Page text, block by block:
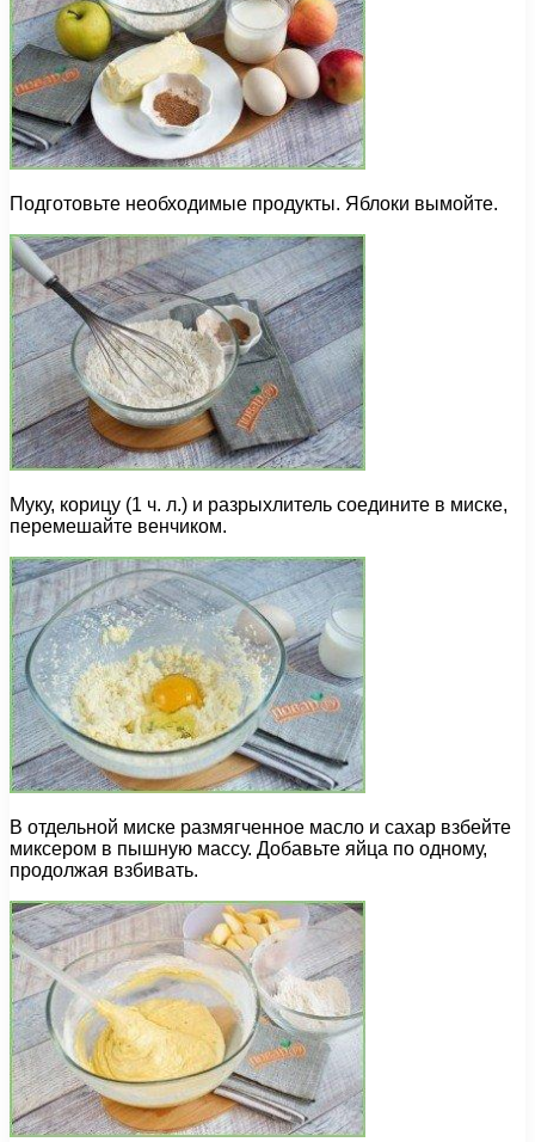
Подготовьте необходимые продукты. Яблоки вымойте.
Муку, корицу (1 ч. л.) и разрыхлитель соедините в миске,
перемешайте венчиком.
В отдельной миске размягченное масло и сахар взбейте
миксером в пышную массу. Добавьте яйца по одному,
продолжая взбивать.